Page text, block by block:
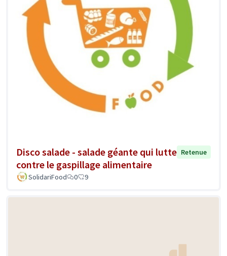
Disco salade - salade géante qui lutte
contre le gaspillage alimentaire
Retenue
SolidariFood 0 9